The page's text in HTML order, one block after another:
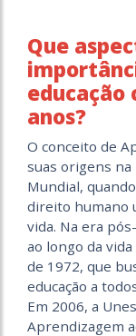
Que
educação
anos?
O conceito de
suas origens na
Mundial,
direito humano
vida. Na era
ao longo da
de 1972, que
educação a
Em 2006, a
Aprendizagem